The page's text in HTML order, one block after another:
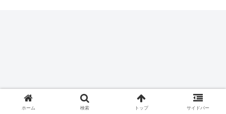
ホーム 検索 トップ サイドバー